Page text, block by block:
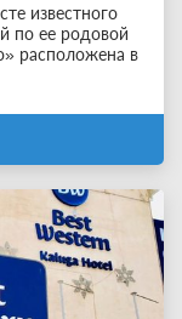
известного
по ее родовой
расположена в